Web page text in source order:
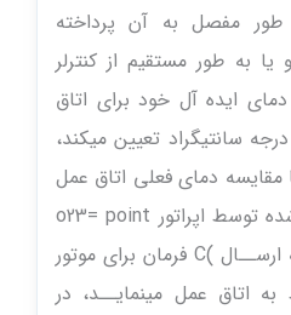
طور مفصل به آن پرداخته
به طور مستقیم از کنترلر
ایده آل خود برای اتاق
عمل را مثال 23 درجه سانتیگراد تعیین میکند،
مقایسه دمای فعلی اتاق عمل
با دمای تنظیم شده توسط اپراتور o23= point
Set ) اقــدام به ارســال )C فرمان برای موتور
اتاق عمل مینمایــد، در